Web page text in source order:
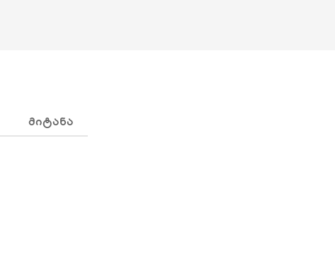
ᲛᲘᲢᲐᲜᲐ